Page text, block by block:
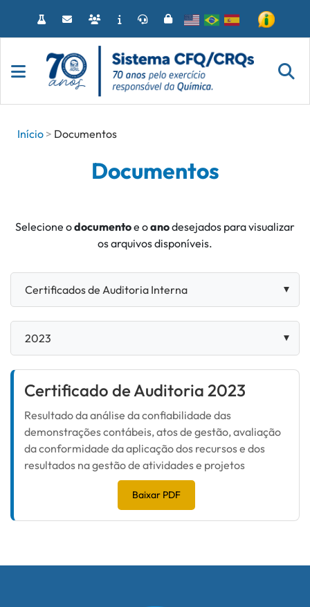
o
Início
Documentos
Documentos
Selecione odocumentoe oanodesejados para visualizar
os arquivos disponíveis.
Certificado de Auditoria 2023
Resultado da análise da confiabilidade das
demonstrações contábeis, atos de gestão, avaliação
da conformidade da aplicação dos recursos e dos
resultados na gestão de atividades e projetos
Baixar PDF